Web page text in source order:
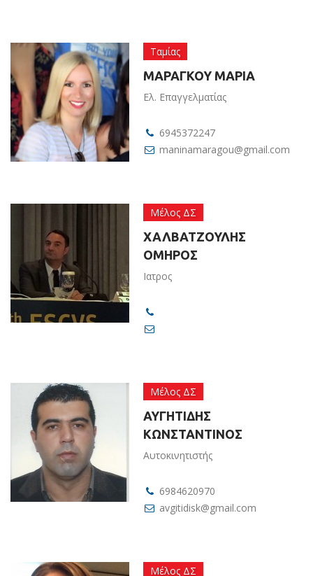
Ταμίας
ΜΑΡΑΓΚΟΥ ΜΑΡΙΑ
Ελ. Επαγγελματίας
6945372247
maninamaragou@gmail.com
Μέλος ΔΣ
ΧΑΛΒΑΤΖΟΥΛΗΣ
ΟΜΗΡΟΣ
Ιατρος
Μέλος ΔΣ
ΑΥΓΗΤΙΔΗΣ
ΚΩΝΣΤΑΝΤΙΝΟΣ
Αυτοκινητιστής
6984620970
avgitidisk@gmail.com
Μέλος ΔΣ